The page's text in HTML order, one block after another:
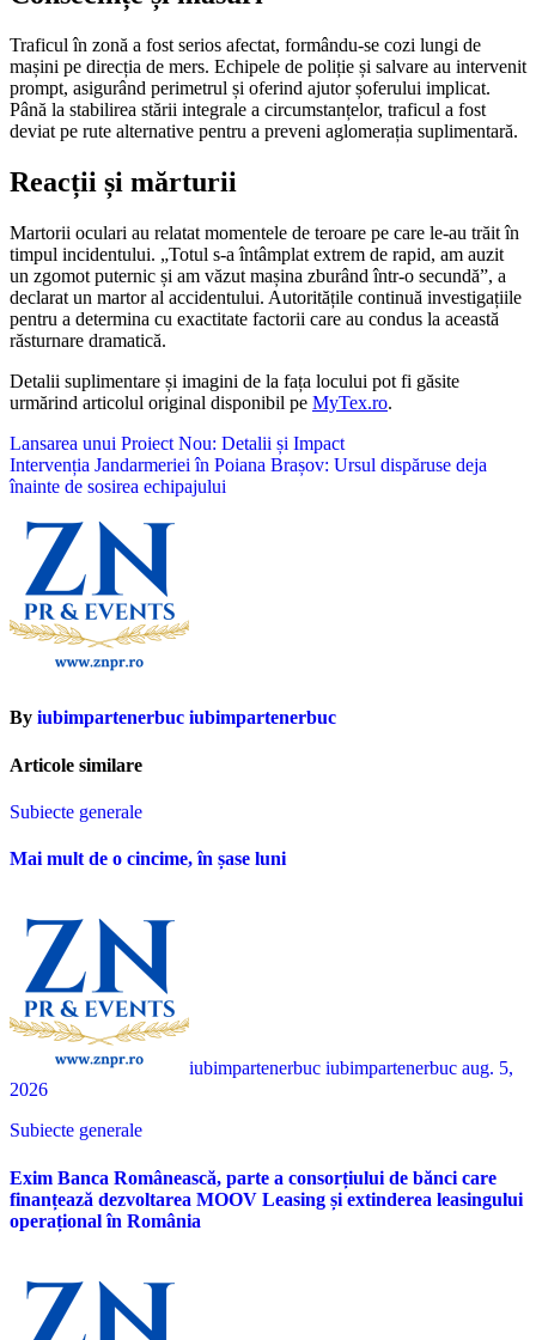
Traficul în zonă a fost serios afectat, formându-se cozi lungi de
mașini pe direcția de mers. Echipele de poliție și salvare au intervenit
prompt, asigurând perimetrul și oferind ajutor șoferului implicat.
Până la stabilirea stării integrale a circumstanțelor, traficul a fost
deviat pe rute alternative pentru a preveni aglomerația suplimentară.
Reacții și mărturii
Martorii oculari au relatat momentele de teroare pe care le-au trăit în
timpul incidentului. „Totul s-a întâmplat extrem de rapid, am auzit
un zgomot puternic și am văzut mașina zburând într-o secundă”, a
declarat un martor al accidentului. Autoritățile continuă investigațiile
pentru a determina cu exactitate factorii care au condus la această
răsturnare dramatică.
Detalii suplimentare și imagini de la fața locului pot fi găsite
urmărind articolul original disponibil pe MyTex.ro.
Navigare
în
Lansarea unui Proiect Nou: Detalii și Impact
Intervenția Jandarmeriei în Poiana Brașov: Ursul dispăruse deja
înainte de sosirea echipajului
By iubimpartenerbuc iubimpartenerbuc
Articole similare
Subiecte generale
Mai mult de o cincime, în șase luni
iubimpartenerbuc iubimpartenerbuc aug. 5,
2026
Subiecte generale
Exim Banca Românească, parte a consorțiului de bănci care
finanțează dezvoltarea MOOV Leasing și extinderea leasingului
operațional în România